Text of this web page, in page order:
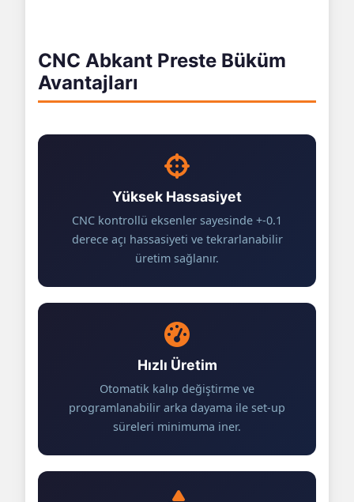
CNC Abkant Preste Büküm
Avantajları
Yüksek Hassasiyet
CNC kontrollü eksenler sayesinde +-0.1
derece açı hassasiyeti ve tekrarlanabilir
üretim sağlanır.
Hızlı Üretim
Otomatik kalıp değiştirme ve
programlanabilir arka dayama ile set-up
süreleri minimuma iner.